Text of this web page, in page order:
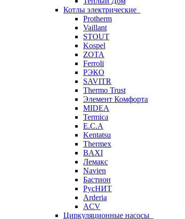
Котлы электрические
Protherm
Vaillant
STOUT
Kospel
ZOTA
Ferroli
РЭКО
SAVITR
Thermo Trust
Элемент Комфорта
MIDEA
Termica
E.C.A
Kentatsu
Thermex
BAXI
Лемакс
Navien
Бастион
РусНИТ
Arderia
ACV
Циркуляционные насосы